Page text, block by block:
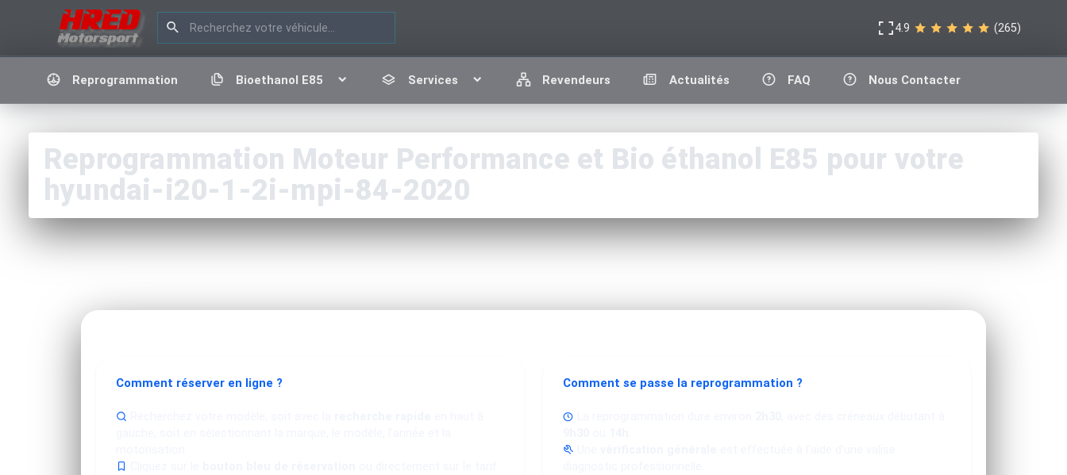
4.9 (265)
Reprogrammation Bioethanol E85 Services Revendeurs Actualités FAQ Nous Contacter
Reprogrammation Moteur Performance et Bio éthanol E85 pour votre
hyundai-i20-1-2i-mpi-84-2020
Comment réserver en ligne ? Comment se passe la reprogrammation ?